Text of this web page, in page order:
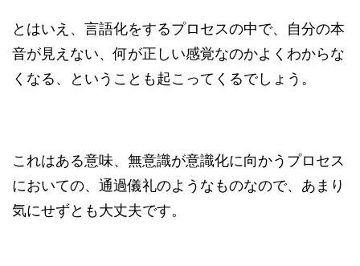
とはいえ、言語化をするプロセスの中で、自分の本
音が見えない、何が正しい感覚なのかよくわからな
くなる、ということも起こってくるでしょう。
これはある意味、無意識が意識化に向かうプロセス
においての、通過儀礼のようなものなので、あまり
気にせずとも大丈夫です。